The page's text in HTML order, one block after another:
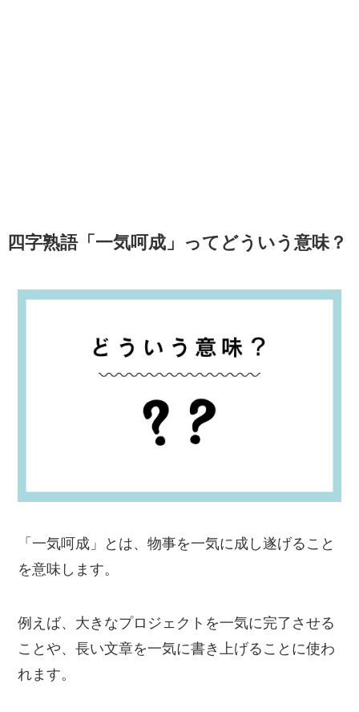
四字熟語「一気呵成」ってどういう意味？
「一気呵成」とは、物事を一気に成し遂げること
を意味します。
例えば、大きなプロジェクトを一気に完了させる
ことや、長い文章を一気に書き上げることに使わ
れます。